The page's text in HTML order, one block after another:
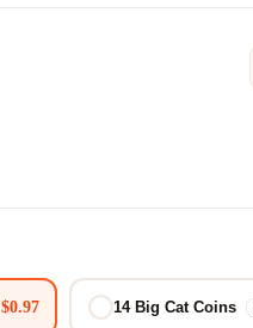
$0.97 14 Big Cat Coins